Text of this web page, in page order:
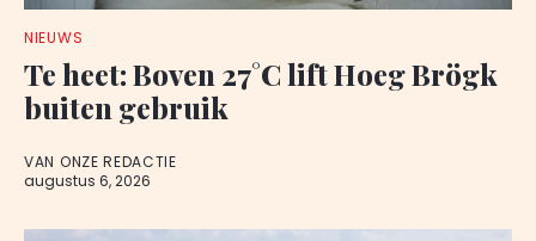
NIEUWS
Te heet: Boven 27°C lift Hoeg Brögk
buiten gebruik
VAN ONZE REDACTIE
augustus 6, 2026